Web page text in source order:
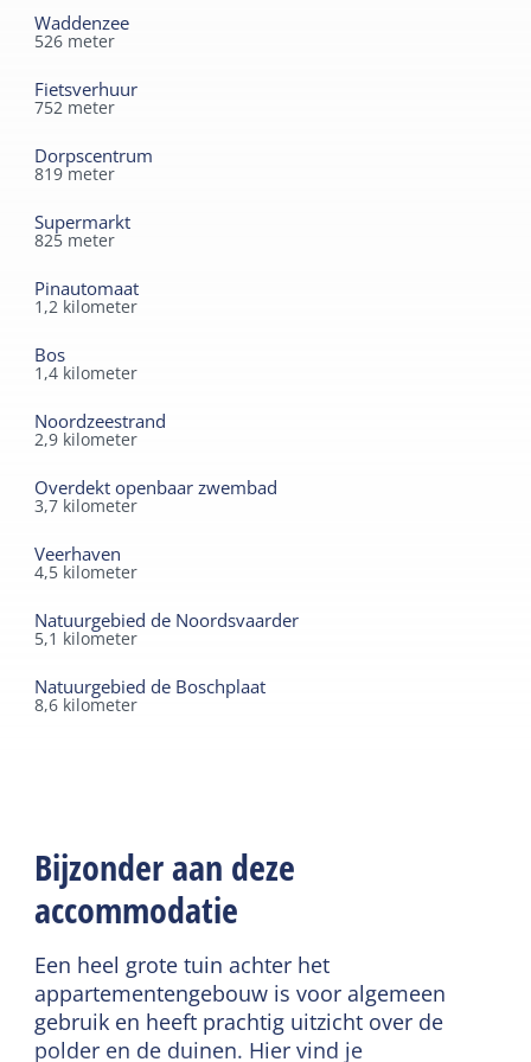
Waddenzee
526 meter
Fietsverhuur
752 meter
Dorpscentrum
819 meter
Supermarkt
825 meter
Pinautomaat
1,2 kilometer
Bos
1,4 kilometer
Noordzeestrand
2,9 kilometer
Overdekt openbaar zwembad
3,7 kilometer
Veerhaven
4,5 kilometer
Natuurgebied de Noordsvaarder
5,1 kilometer
Natuurgebied de Boschplaat
8,6 kilometer
Bijzonder aan deze
accommodatie
Een heel grote tuin achter het
appartementengebouw is voor algemeen
gebruik en heeft prachtig uitzicht over de
polder en de duinen. Hier vind je